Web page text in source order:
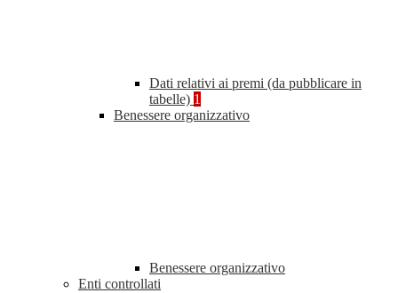
Dati relativi ai premi (da pubblicare in
tabelle) 1
Benessere organizzativo
Benessere organizzativo
Enti controllati